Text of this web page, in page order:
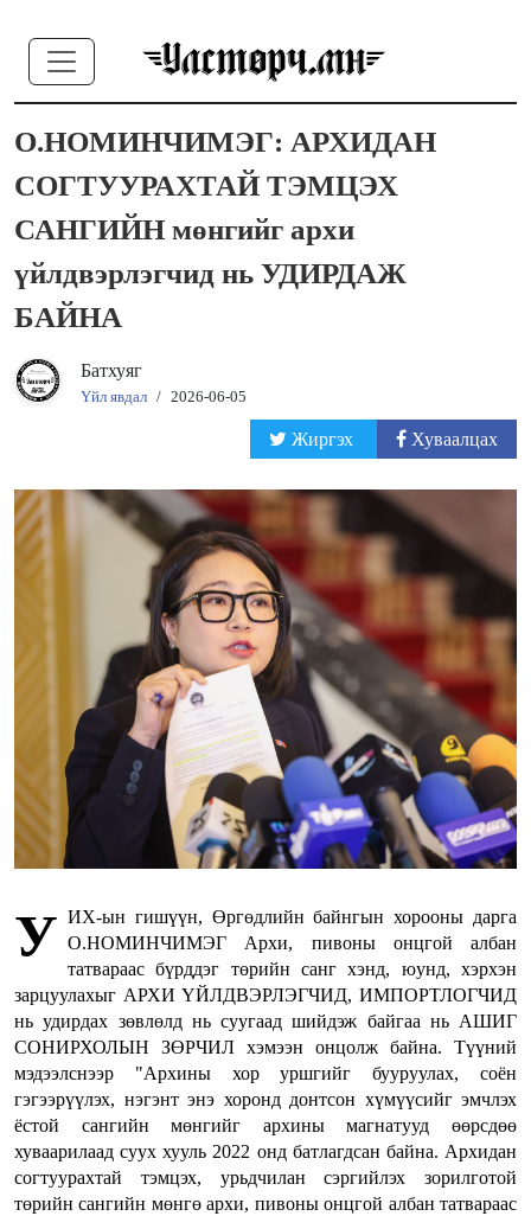
О.НОМИНЧИМЭГ: АРХИДАН
СОГТУУРАХТАЙ ТЭМЦЭХ
САНГИЙН мөнгийг архи
үйлдвэрлэгчид нь УДИРДАЖ
БАЙНА
Батхуяг
Үйл явдал / 2026-06-05
Жиргэх Хуваалцах
У ИХ-ын гишүүн, Өргөдлийн байнгын хорооны дарга
О.НОМИНЧИМЭГ Архи, пивоны онцгой албан
татвараас бүрддэг төрийн санг хэнд, юунд, хэрхэн
зарцуулахыг АРХИ ҮЙЛДВЭРЛЭГЧИД, ИМПОРТЛОГЧИД
нь удирдах зөвлөлд нь суугаад шийдэж байгаа нь АШИГ
СОНИРХОЛЫН ЗӨРЧИЛ хэмээн онцолж байна. Түүний
мэдээлснээр "Архины хор уршгийг бууруулах, соён
гэгээрүүлэх, нэгэнт энэ хоронд донтсон хүмүүсийг эмчлэх
ёстой сангийн мөнгийг архины магнатууд өөрсдөө
хуваарилаад суух хууль 2022 онд батлагдсан байна. Архидан
согтуурахтай тэмцэх, урьдчилан сэргийлэх зорилготой
төрийн сангийн мөнгө архи, пивоны онцгой албан татвараас